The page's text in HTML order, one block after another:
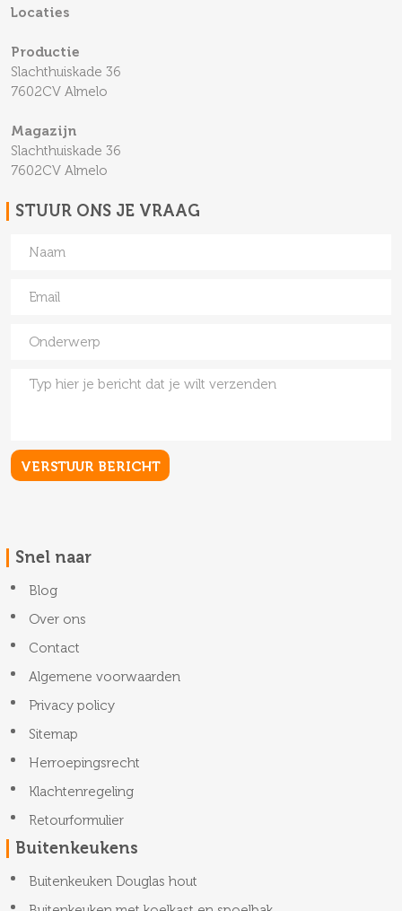
Locaties
Productie
Slachthuiskade 36
7602CV Almelo
Magazijn
Slachthuiskade 36
7602CV Almelo
STUUR ONS JE VRAAG
Snel naar
Blog
Over ons
Contact
Algemene voorwaarden
Privacy policy
Sitemap
Herroepingsrecht
Klachtenregeling
Retourformulier
Buitenkeukens
Buitenkeuken Douglas hout